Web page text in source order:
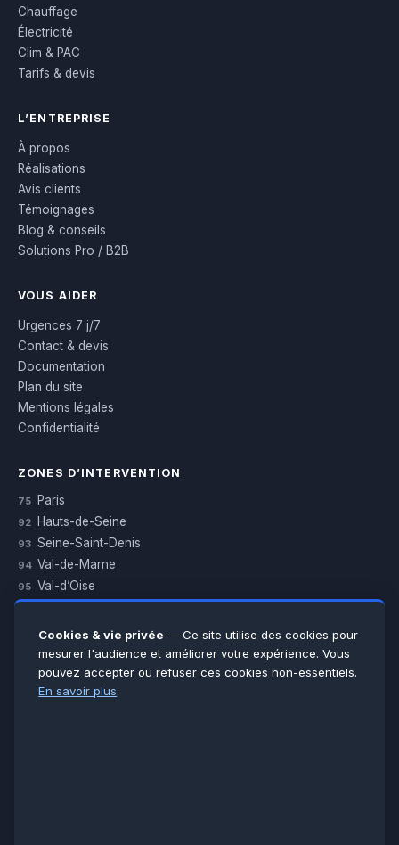
Chauffage
Électricité
Clim & PAC
Tarifs & devis
L’ENTREPRISE
À propos
Réalisations
Avis clients
Témoignages
Blog & conseils
Solutions Pro / B2B
VOUS AIDER
Urgences 7 j/7
Contact & devis
Documentation
Plan du site
Mentions légales
Confidentialité
ZONES D’INTERVENTION
75 Paris
92 Hauts-de-Seine
93 Seine-Saint-Denis
94 Val-de-Marne
95 Val-d’Oise
Essonne
Seine-et-Marne
Voir toutes les villes →
Cookies & vie privée — Ce site utilise des cookies pour
mesurer l'audience et améliorer votre expérience. Vous
pouvez accepter ou refuser ces cookies non-essentiels.
En savoir plus.